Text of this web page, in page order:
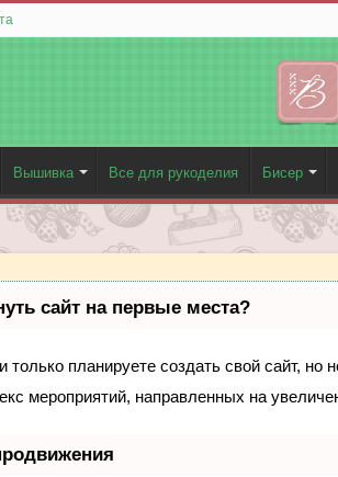
Вышивка Все для рукоделия Бисер
сайт на первые места?
планируете создать свой сайт, но
мероприятий, направленных на